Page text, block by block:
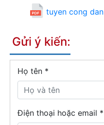
tuyen cong dan
Gửi ý kiến:
Họ tên *
Điện thoại hoặc email *